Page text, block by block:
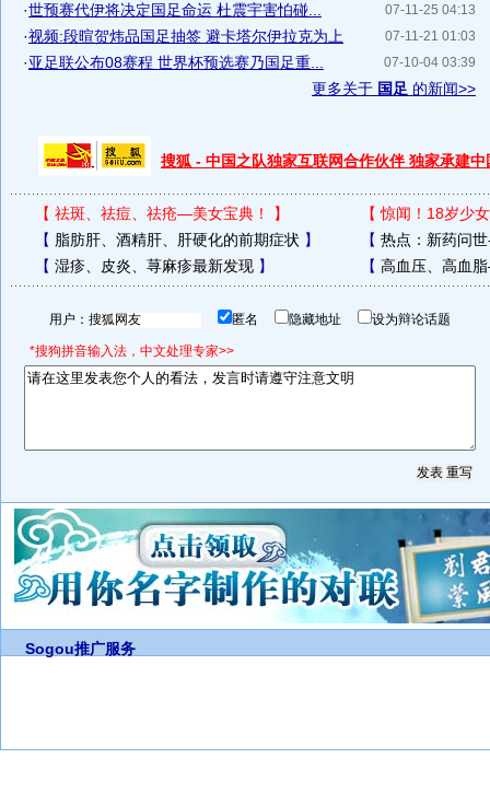
07-11-25 04:13
·世预赛代伊将决定国足命运 杜震宇害怕碰...
07-11-21 01:03
·视频:段暄贺炜品国足抽签 避卡塔尔伊拉克为上
07-10-04 03:39
·亚足联公布08赛程 世界杯预选赛乃国足重...
更多关于 国足 的新闻>>
搜狐 - 中国之队独家互联网合作伙伴 独家承建中
【 祛斑、祛痘、祛疮—美女宝典！ 】 【惊闻！18岁少
【 脂肪肝、酒精肝、肝硬化的前期症状 】 【 热点：新药问
【 湿疹、皮炎、荨麻疹最新发现】 【 高血压、高血
用户： 匿名 隐藏地址 设为辩论话题
*搜狗拼音输入法，中文处理专家>>
Sogou推广服务